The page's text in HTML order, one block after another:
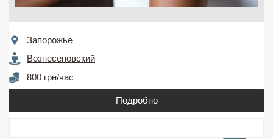
Запорожье
Вознесеновский
800 грн/час
Подробно